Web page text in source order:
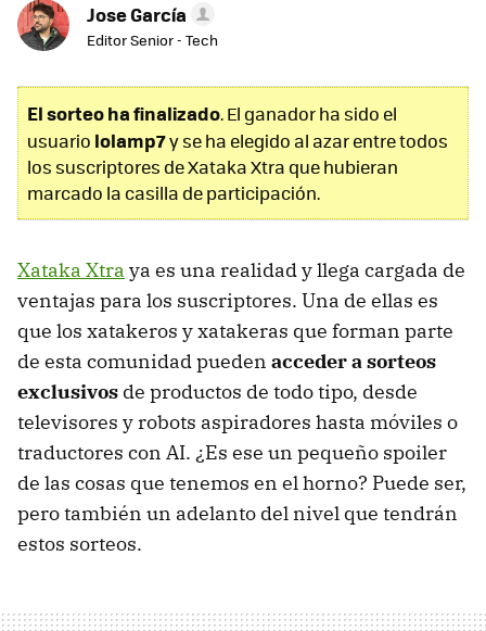
Jose García
Editor Senior - Tech
El sorteo ha finalizado. El ganador ha sido el
usuario lolamp7y se ha elegido al azar entre todos
los suscriptores de Xataka Xtra que hubieran
marcado la casilla de participación.
Xataka Xtra ya es una realidad y llega cargada de
ventajas para los suscriptores. Una de ellas es
que los xatakeros y xatakeras que forman parte
de esta comunidad pueden acceder a sorteos
exclusivos de productos de todo tipo, desde
televisores y robots aspiradores hasta móviles o
traductores con AI. ¿Es ese un pequeño spoiler
de las cosas que tenemos en el horno? Puede ser,
pero también un adelanto del nivel que tendrán
estos sorteos.